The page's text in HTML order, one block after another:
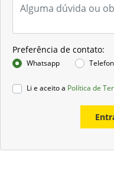
Preferência de contato:
Whatsapp
Li e aceito a Política de